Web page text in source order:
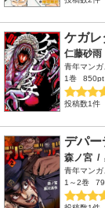
ケガレ
仁藤砂雨
青年マン
1巻
850pt
投稿数1件
デパー
森ノ宮 /
青年マン
1～2巻